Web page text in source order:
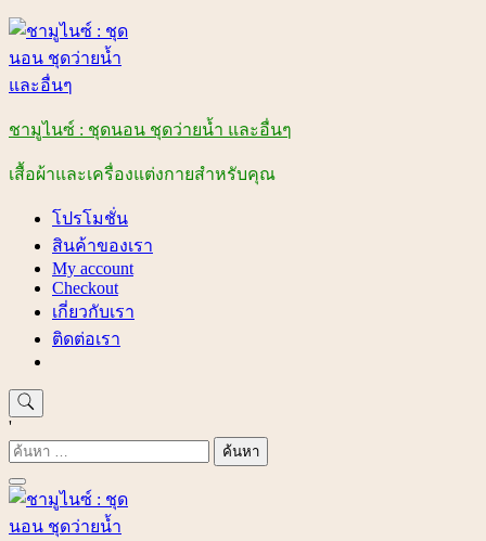
Skip
content
ชามูไนซ์ : ชุดนอน ชุดว่ายน้ำ และอื่นๆ
เสื้อผ้าและเครื่องแต่งกายสำหรับคุณ
โปรโมชั่น
สินค้าของเรา
My account
Checkout
เกี่ยวกับเรา
ติดต่อเรา
'
ค้นหา
สำหรับ: